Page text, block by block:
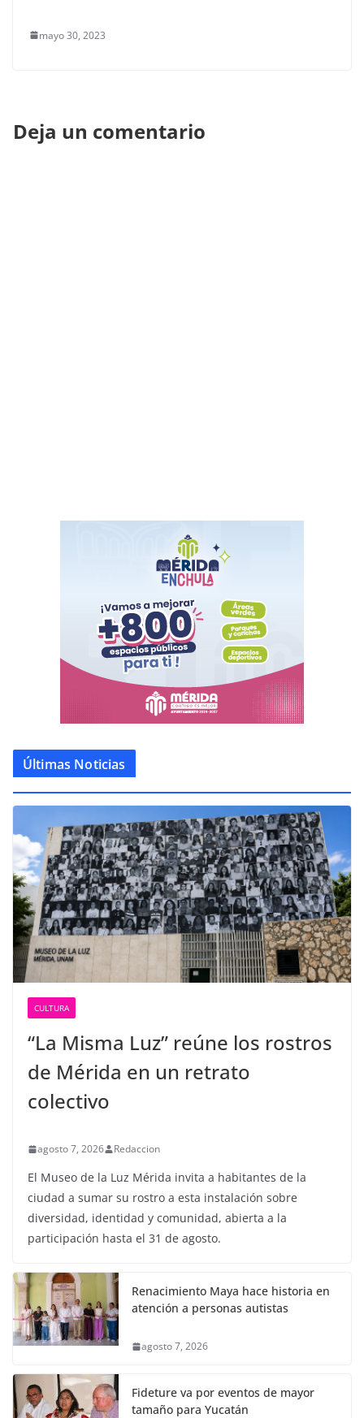
mayo 30, 2023
Deja un comentario
Últimas Noticias
CULTURA
“La Misma Luz” reúne los rostros
de Mérida en un retrato
colectivo
agosto 7, 2026 Redaccion
El Museo de la Luz Mérida invita a habitantes de la
ciudad a sumar su rostro a esta instalación sobre
diversidad, identidad y comunidad, abierta a la
participación hasta el 31 de agosto.
Renacimiento Maya hace historia en
atención a personas autistas
agosto 7, 2026
Fideture va por eventos de mayor
tamaño para Yucatán